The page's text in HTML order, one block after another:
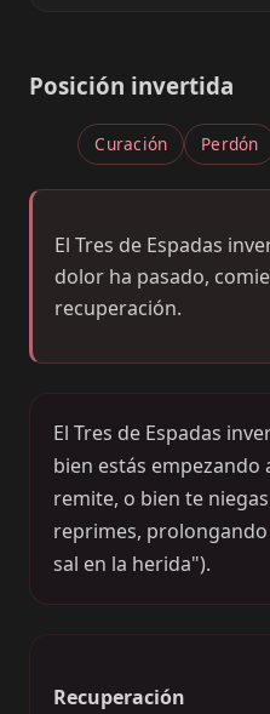
Posición invertida
Curación Perdón
El Tres de Espadas
dolor ha pasado,
recuperación.
El Tres de Espadas
bien estás empezando
remite, o bien te
reprimes,
sal en la herida").
Recuperación